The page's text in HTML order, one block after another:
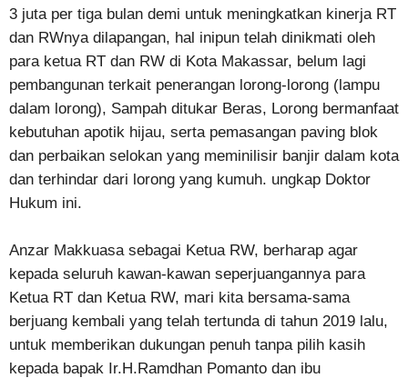
3 juta per tiga bulan demi untuk meningkatkan kinerja RT
dan RWnya dilapangan, hal inipun telah dinikmati oleh
para ketua RT dan RW di Kota Makassar, belum lagi
pembangunan terkait penerangan lorong-lorong (lampu
dalam lorong), Sampah ditukar Beras, Lorong bermanfaat
kebutuhan apotik hijau, serta pemasangan paving blok
dan perbaikan selokan yang meminilisir banjir dalam kota
dan terhindar dari lorong yang kumuh. ungkap Doktor
Hukum ini.
Anzar Makkuasa sebagai Ketua RW, berharap agar
kepada seluruh kawan-kawan seperjuangannya para
Ketua RT dan Ketua RW, mari kita bersama-sama
berjuang kembali yang telah tertunda di tahun 2019 lalu,
untuk memberikan dukungan penuh tanpa pilih kasih
kepada bapak Ir.H.Ramdhan Pomanto dan ibu